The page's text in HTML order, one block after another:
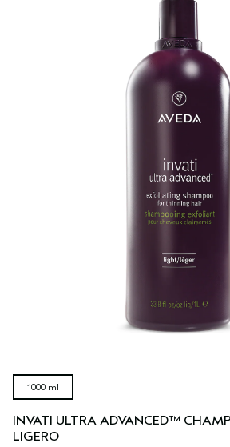
1000 ml
INVATI ULTRA ADVANCED™
LIGERO